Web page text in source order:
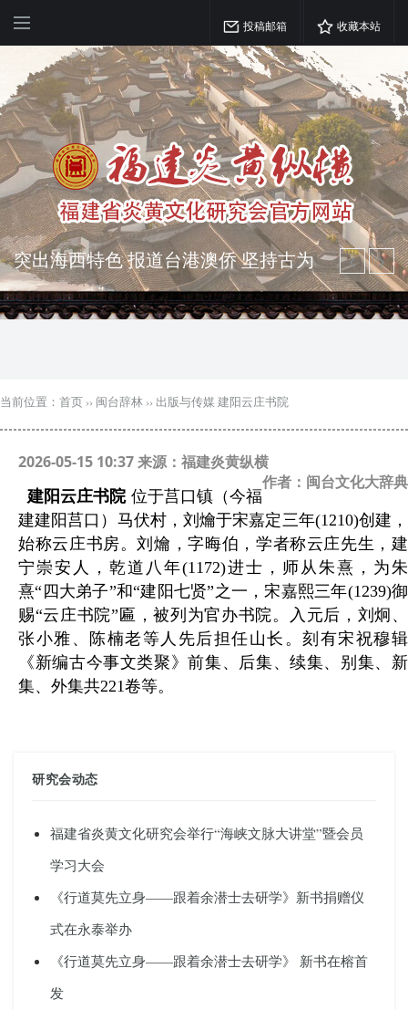
投稿邮箱 收藏本站
突出海西特色 报道台港澳侨 坚持古为
今用 力求雅俗共赏
弘扬优秀文化 振奋民族精神 介绍民族
当前位置： 首页 ›› 闽台辞林 ›› 出版与传媒 建阳云庄书院
2026-05-15 10:37 来源：福建炎黄纵横
作者：闽台文化大辞典
建阳云庄书院 位于莒口镇（今福
建建阳莒口）马伏村，刘爚于宋嘉定三年(1210)创建，
始称云庄书房。刘爚，字晦伯，学者称云庄先生，建
宁崇安人，乾道八年(1172)进士，师从朱熹，为朱
熹“四大弟子”和“建阳七贤”之一，宋嘉熙三年(1239)御
赐“云庄书院”匾，被列为官办书院。入元后，刘炯、
张小雅、陈楠老等人先后担任山长。刻有宋祝穆辑
《新编古今事文类聚》前集、后集、续集、别集、新
集、外集共221卷等。
研究会动态
福建省炎黄文化研究会举行“海峡文脉大讲堂”暨会员
学习大会
《行道莫先立身——跟着余潜士去研学》新书捐赠仪
式在永泰举办
《行道莫先立身——跟着余潜士去研学》 新书在榕首
发